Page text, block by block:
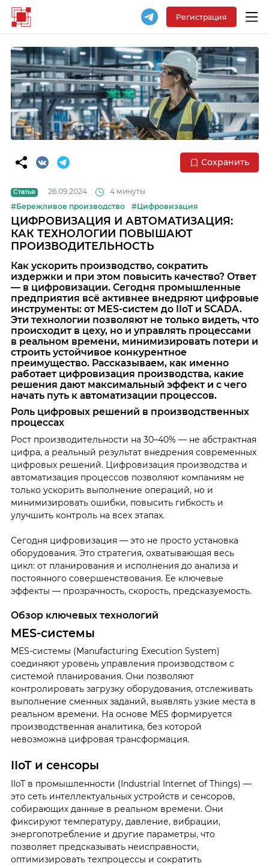
Регистрация
Сохранить
Статья 26.09.2024
4 минуты
#Бережливое производство
#Цифровизация
ЦИФРОВИЗАЦИЯ И АВТОМАТИЗАЦИЯ:
КАК ТЕХНОЛОГИИ ПОВЫШАЮТ
ПРОИЗВОДИТЕЛЬНОСТЬ
Как ускорить производство, сократить
издержки и при этом повысить качество? Ответ
— в цифровизации. Сегодня промышленные
предприятия всё активнее внедряют цифровые
инструменты: от MES-систем до IIoT и SCADA.
Эти технологии позволяют не только видеть, что
происходит в цеху, но и управлять процессами
в реальном времени, минимизировать потери и
строить устойчивое конкурентное
преимущество. Рассказываем, как именно
работает цифровизация производства, какие
решения дают максимальный эффект и с чего
начать путь к автоматизации процессов.
Роль цифровых решений в производственных
процессах
Рост производительности на 30–40% — не абстрактная
цифра, а реальный результат внедрения современных
цифровых решений. Цифровизация производства и
автоматизация процессов позволяют компаниям не
только ускорить выполнение операций, но и
минимизировать ошибки, повысить гибкость и
улучшить контроль на всех этапах.
Сегодня цифровизация — это не просто установка
оборудования. Это стратегия, охватывающая весь
цикл: от планирования и исполнения до анализа и
постоянного совершенствования. Ее ключевые
эффекты — прозрачность, скорость, предсказуемость.
Обзор ключевых технологий
MES-системы
MES-системы (Manufacturing Execution System)
соединяют уровень управления производством с
системой планирования. Они позволяют
контролировать загрузку оборудования, отслеживать
выполнение сменных заданий, выявлять узкие места в
реальном времени. На основе MES формируется
производственная аналитика, без которой
невозможна цифровая трансформация.
IIoT и сенсоры
IIoT в промышленности (Industrial Internet of Things) —
это сеть интеллектуальных устройств и сенсоров,
собирающих данные в реальном времени. Они
фиксируют температуру, давление, вибрации,
энергопотребление и другие параметры, что
позволяет предсказывать неисправности,
оптимизировать техпроцессы и сократить